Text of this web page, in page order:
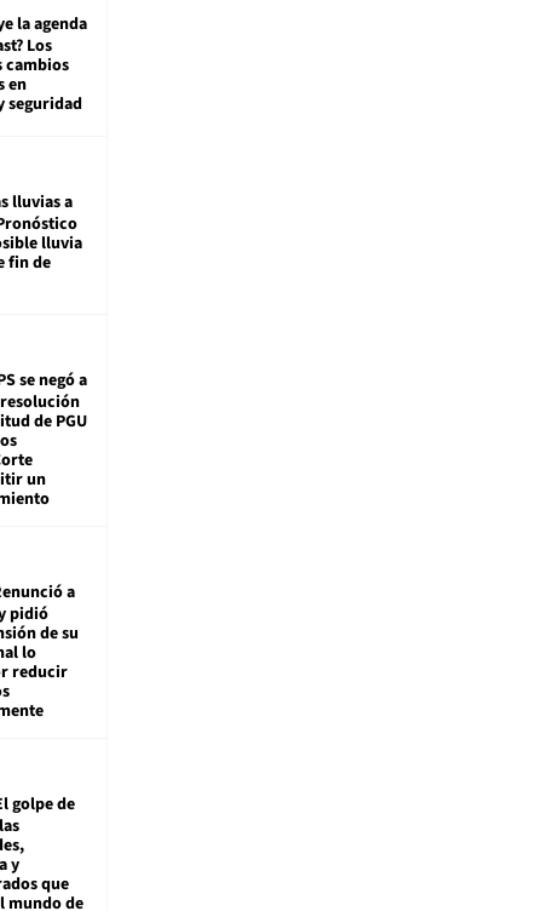
la agenda
Los
cambios
en
seguridad
lluvias a
lluvia
fin de
se negó a
de PGU
un
a
pidió
de su
lo
reducir
golpe de
y
que
mundo de